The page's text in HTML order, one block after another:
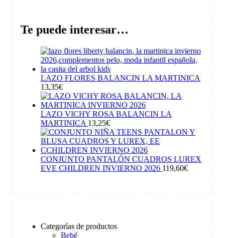
Te puede interesar…
LAZO FLORES BALANCIN LA MARTINICA
13,35€
LAZO VICHY ROSA BALANCIN LA
MARTINICA 13,25€
CONJUNTO PANTALÓN CUADROS LUREX
EVE CHILDREN INVIERNO 2026 119,60€
Categorías de productos
Bebé